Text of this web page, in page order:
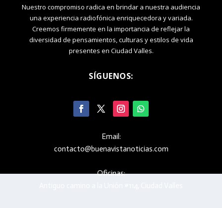
Nuestro compromiso radica en brindar a nuestra audiencia
una experiencia radiofónica enriquecedora y variada.
Creemos firmemente en la importancia de reflejar la
diversidad de pensamientos, culturas y estilos de vida
presentes en Ciudad Valles.
SÍGUENOS:
Email:
contacto@buenavistanoticias.com
Oficinas: